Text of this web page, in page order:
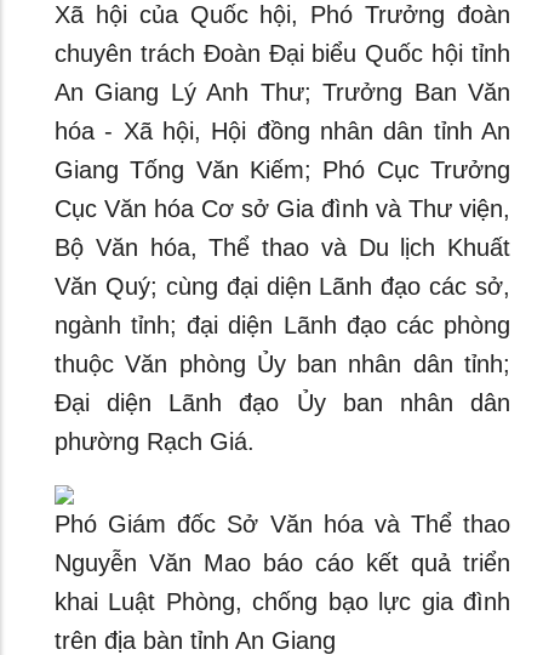
Xã hội của Quốc hội, Phó Trưởng đoàn
chuyên trách Đoàn Đại biểu Quốc hội tỉnh
An Giang Lý Anh Thư; Trưởng Ban Văn
hóa - Xã hội, Hội đồng nhân dân tỉnh An
Giang Tống Văn Kiếm; Phó Cục Trưởng
Cục Văn hóa Cơ sở Gia đình và Thư viện,
Bộ Văn hóa, Thể thao và Du lịch Khuất
Văn Quý; cùng đại diện Lãnh đạo các sở,
ngành tỉnh; đại diện Lãnh đạo các phòng
thuộc Văn phòng Ủy ban nhân dân tỉnh;
Đại diện Lãnh đạo Ủy ban nhân dân
phường Rạch Giá.
Phó Giám đốc Sở Văn hóa và Thể thao
Nguyễn Văn Mao báo cáo kết quả triển
khai Luật Phòng, chống bạo lực gia đình
trên địa bàn tỉnh An Giang